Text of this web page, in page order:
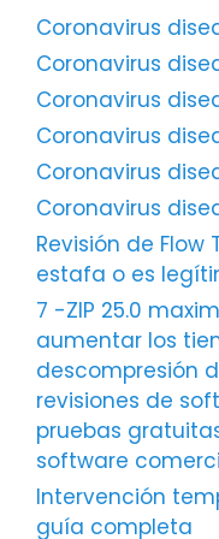
Coronavirus
Coronavirus
Coronavirus
Coronavirus
Coronavirus
Coronavirus
Revisión de Flow
estafa o es
7 -ZIP 25.0
aumentar los
descompresión
revisiones de
pruebas
software
Intervención
guía completa